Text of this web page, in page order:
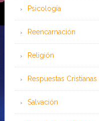
Psicología
Reencarnación
Religión
Respuestas Cristianas
Salvación